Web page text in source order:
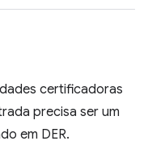
certificadoras
precisa ser um
em DER.